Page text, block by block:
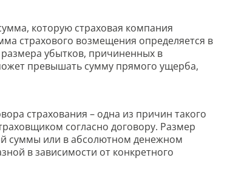
которую страховая компания
страхового возмещения определяется в
размера убытков, причиненных в
превышать сумму прямого ущерба,
страхования – одна из причин такого
согласно договору. Размер
суммы или в абсолютном денежном
в зависимости от конкретного